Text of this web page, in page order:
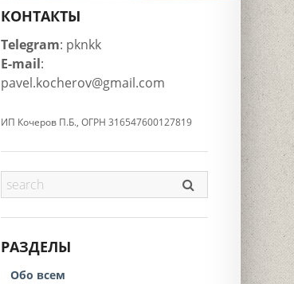
КОНТАКТЫ
Telegram: pknkk
E-mail:
pavel.kocherov@gmail.com
ИП Кочеров П.Б., ОГРН 316547600127819
РАЗДЕЛЫ
Обо всем